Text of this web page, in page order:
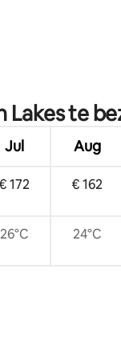
te
Jul Aug
€ 172 € 162
26°C 24°C